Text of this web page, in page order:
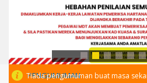
PENGUMUMAN
Tiada pengumuman buat masa